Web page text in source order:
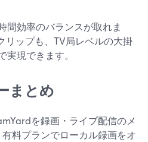
間効率のバランスが取れま
リップも、TV局レベルの大掛
現できます。
まとめ
を録画・ライブ配信のメ
料プランでローカル録画をオ